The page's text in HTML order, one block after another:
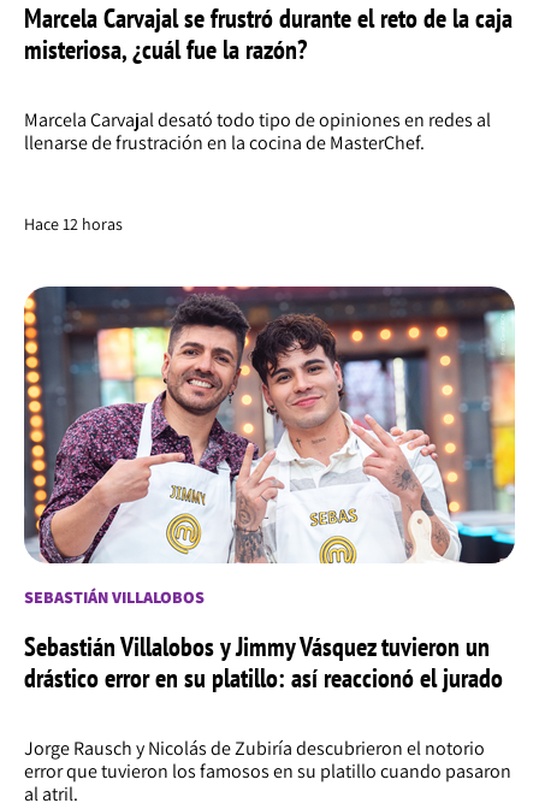
Marcela Carvajal se frustró durante el reto de la caja
misteriosa, ¿cuál fue la razón?
Marcela Carvajal desató todo tipo de opiniones en redes al
llenarse de frustración en la cocina de MasterChef.
Hace 12 horas
SEBASTIÁN VILLALOBOS
Sebastián Villalobos y Jimmy Vásquez tuvieron un
drástico error en su platillo: así reaccionó el jurado
Jorge Rausch y Nicolás de Zubiría descubrieron el notorio
error que tuvieron los famosos en su platillo cuando pasaron
al atril.